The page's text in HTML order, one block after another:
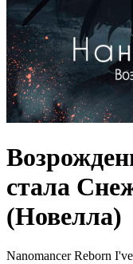
стала
(Новелла)
Nanomancer Reborn